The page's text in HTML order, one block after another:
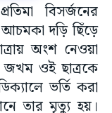
বিসর্জনের
আচমকা দড়ি ছিঁড়ে
অংশ নেওয়া
ওই ছাত্রকে
ভর্তি করা
তার মৃত্যু হয়।